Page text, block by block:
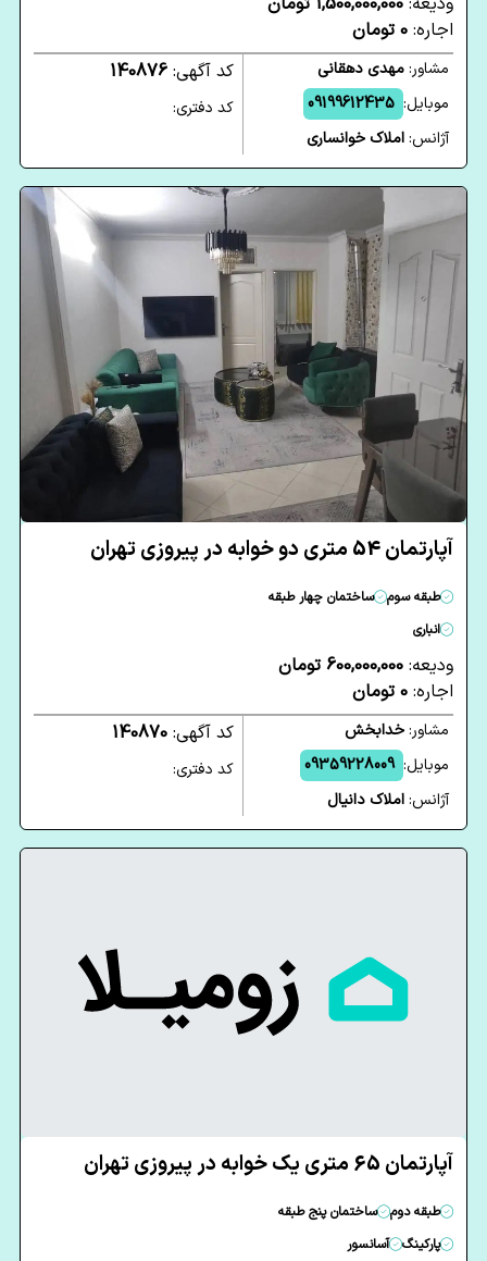
اجاره: 0 تومان
مشاور:مهدی دهقانی
موبایل: 09199612435
آژانس:املاک خوانساری
کد آگهی: 140876
کد دفتری:
آپارتمان 54 متری دو خوابه در پیروزی تهران
طبقه سوم
ساختمان چهار طبقه
انباری
ودیعه: 600,000,000 تومان
اجاره: 0 تومان
مشاور:خدابخش
موبایل: 09359228009
آژانس:املاک دانیال
کد آگهی: 140870
کد دفتری:
آپارتمان 65 متری یک خوابه در پیروزی تهران
طبقه دوم
ساختمان پنج طبقه
پارکینگ
آسانسور